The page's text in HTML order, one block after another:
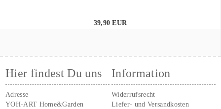
39,90 EUR
Hier findest Du uns
Adresse
YOH-ART Home&Garden
Information
Widerrufsrecht
Liefer- und Versandkosten